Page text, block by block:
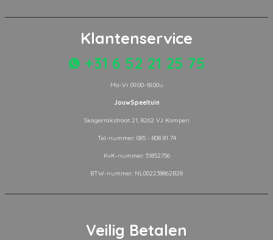
Klantenservice
+31 6 52 21 25 75
Ma-Vr 09.00-18.00u
JouwSpeeltuin
Skagerrakstraat 21, 8262 VJ Kampen
Tel-nummer: 085 - 808 81 74
KvK-nummer: 51852756
BTW-nummer: NL002238862B28
Veilig Betalen